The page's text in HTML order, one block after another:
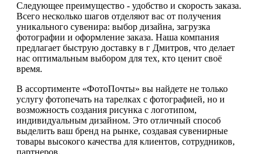
Следующее преимущество - удобство и скорость заказа.
Всего несколько шагов отделяют вас от получения
уникального сувенира: выбор дизайна, загрузка
фотографии и оформление заказа. Наша компания
предлагает быструю доставку в г Дмитров, что делает
нас оптимальным выбором для тех, кто ценит своё
время.
В ассортименте «ФотоПочты» вы найдете не только
услугу фотопечать на тарелках с фотографией, но и
возможность создания рисунка с логотипом,
индивидуальным дизайном. Это отличный способ
выделить ваш бренд на рынке, создавая сувенирные
товары высокого качества для клиентов, сотрудников,